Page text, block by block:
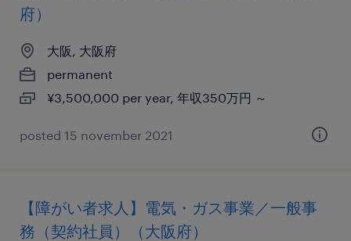
府）
大阪, 大阪府
permanent
¥3,500,000 per year, 年収350万円 ～
posted 15 november 2021
【障がい者求人】電気・ガス事業／一般事
務（契約社員）（大阪府）